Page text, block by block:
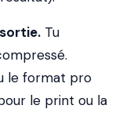
Tu
le format pro
le print ou la